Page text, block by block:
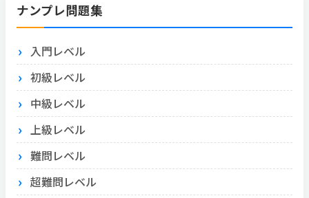
ナンプレ問題集
入門レベル
初級レベル
中級レベル
上級レベル
難問レベル
超難問レベル